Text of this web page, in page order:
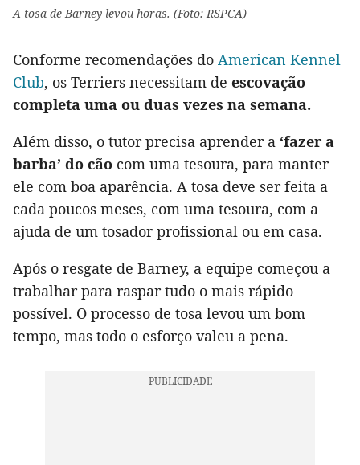
A tosa de Barney levou horas. (Foto: RSPCA)
Conforme recomendações do American Kennel
Club, os Terriers necessitam de escovação
completa uma ou duas vezes na semana.
Além disso, o tutor precisa aprender a ‘fazer a
barba’ do cão com uma tesoura, para manter
ele com boa aparência. A tosa deve ser feita a
cada poucos meses, com uma tesoura, com a
ajuda de um tosador profissional ou em casa.
Após o resgate de Barney, a equipe começou a
trabalhar para raspar tudo o mais rápido
possível. O processo de tosa levou um bom
tempo, mas todo o esforço valeu a pena.